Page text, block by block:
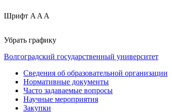
Шрифт A A A
Убрать графику
Волгоградский государственный университет
Сведения об образовательной организации
Нормативные документы
Часто задаваемые вопросы
Научные мероприятия
Закупки